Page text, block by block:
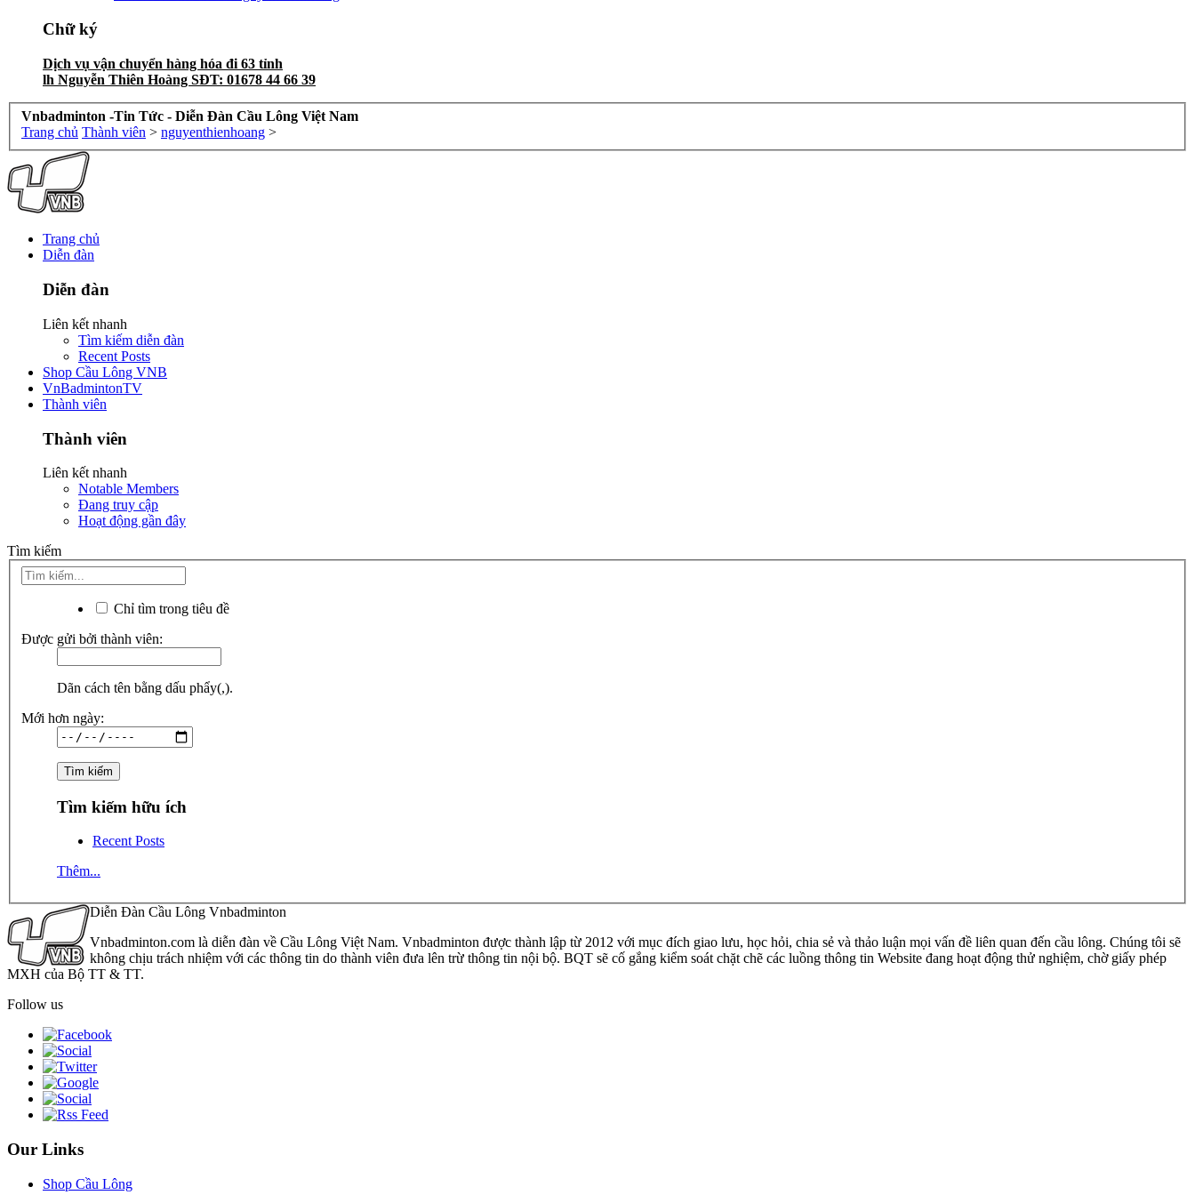
Chữ ký
Dịch vụ vận chuyển hàng hóa đi 63 tỉnh
lh Nguyễn Thiên Hoàng SĐT: 01678 44 66 39
Vnbadminton -Tin Tức - Diễn Đàn Cầu Lông Việt Nam
Trang chủ Thành viên > nguyenthienhoang >
Trang chủ
Diễn đàn
Diễn đàn
Liên kết nhanh
Tìm kiếm diễn đàn
Recent Posts
Shop Cầu Lông VNB
VnBadmintonTV
Thành viên
Thành viên
Liên kết nhanh
Notable Members
Đang truy cập
Hoạt động gần đây
Tìm kiếm
Chỉ tìm trong tiêu đề
Được gửi bởi thành viên:
Dãn cách tên bằng dấu phẩy(,).
Mới hơn ngày:
Tìm kiếm hữu ích
Recent Posts
Thêm...
Diễn Đàn Cầu Lông Vnbadminton
Vnbadminton.com là diễn đàn về Cầu Lông Việt Nam. Vnbadminton được thành lập từ 2012 với mục đích giao lưu, học hỏi, chia sẻ và thảo luận mọi vấn đề liên quan đến cầu lông. Chúng tôi sẽ
không chịu trách nhiệm với các thông tin do thành viên đưa lên trừ thông tin nội bộ. BQT sẽ cố gắng kiểm soát chặt chẽ các luồng thông tin Website đang hoạt động thử nghiệm, chờ giấy phép
MXH của Bộ TT & TT.
Follow us
Our Links
Shop Cầu Lông